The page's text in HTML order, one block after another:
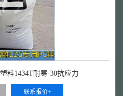
料1434T耐寒-30抗应力
联系报价+